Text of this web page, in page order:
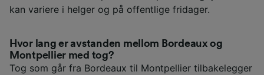
kan variere i helger og på offentlige fridager.
Hvor lang er avstanden mellom Bordeaux og
Montpellier med tog?
Tog som går fra Bordeaux til Montpellier tilbakelegger